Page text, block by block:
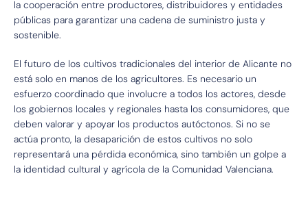
la cooperación entre productores, distribuidores y entidades
públicas para garantizar una cadena de suministro justa y
sostenible.
El futuro de los cultivos tradicionales del interior de Alicante no
está solo en manos de los agricultores. Es necesario un
esfuerzo coordinado que involucre a todos los actores, desde
los gobiernos locales y regionales hasta los consumidores, que
deben valorar y apoyar los productos autóctonos. Si no se
actúa pronto, la desaparición de estos cultivos no solo
representará una pérdida económica, sino también un golpe a
la identidad cultural y agrícola de la Comunidad Valenciana.